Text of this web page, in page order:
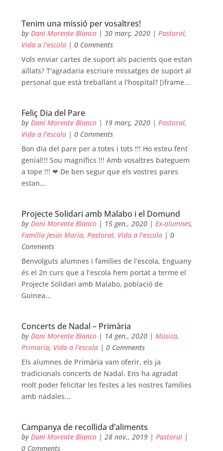
Tenim una missió per vosaltres!
by Dani Morente Blanco | 30 març, 2020 | Pastoral,
Vida a l'escola | 0 Comments
Vols enviar cartes de suport als pacients que estan
aïllats? T'agradaria escriure missatges de suport al
personal que està treballant a l'hospital? [iframe...
Feliç Dia del Pare
by Dani Morente Blanco | 19 març, 2020 | Pastoral,
Vida a l'escola | 0 Comments
Bon dia del pare per a totes i tots !!! Ho esteu fent
genial!!! Sou magnífics !!! Amb vosaltres bateguem
a tope !!! ❤ De ben segur que els vostres pares
estan...
Projecte Solidari amb Malabo i el Domund
by Dani Morente Blanco | 15 gen., 2020 | Ex-alumnes,
Família Jesús Maria, Pastoral, Vida a l'escola | 0
Comments
Benvolguts alumnes i famílies de l’escola, Enguany
és el 2n curs que a l’escola hem portat a terme el
Projecte Solidari amb Malabo, població de
Guinea...
Concerts de Nadal – Primària
by Dani Morente Blanco | 14 gen., 2020 | Música,
Primaria, Vida a l'escola | 0 Comments
Els alumnes de Primària vam oferir, els ja
tradicionals concerts de Nadal. Ens ha agradat
molt poder felicitar les festes a les nostres famílies
amb nadales...
Campanya de recollida d’aliments
by Dani Morente Blanco | 28 nov., 2019 | Pastoral |
0 Comments